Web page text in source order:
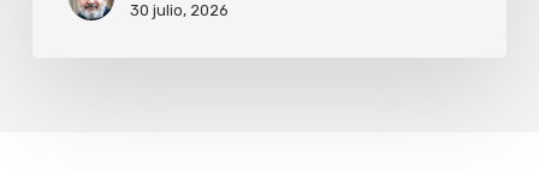
30 julio, 2026